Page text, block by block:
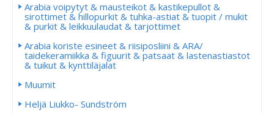
Arabia voipytyt & mausteikot & kastikepullot &
sirottimet & hillopurkit & tuhka-astiat & tuopit / mukit
& purkit & leikkuulaudat & tarjottimet
Arabia koriste esineet & riisiposliini & ARA/
taidekeramiikka & figuurit & patsaat & lastenastiastot
& tuikut & kynttiläjalat
Muumit
Heljä Liukko- Sundström